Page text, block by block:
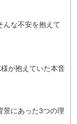
な不安を抱えて
が抱えていた本音
にあった3つの理